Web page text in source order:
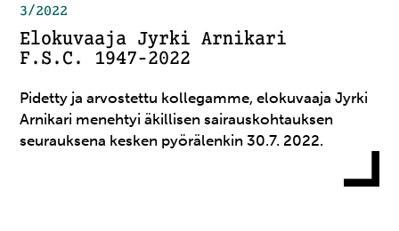
3/2022
Elokuvaaja Jyrki Arnikari
F.S.C. 1947-2022
Pidetty ja arvostettu kollegamme, elokuvaaja Jyrki
Arnikari menehtyi äkillisen sairauskohtauksen
seurauksena kesken pyörälenkin 30.7. 2022.